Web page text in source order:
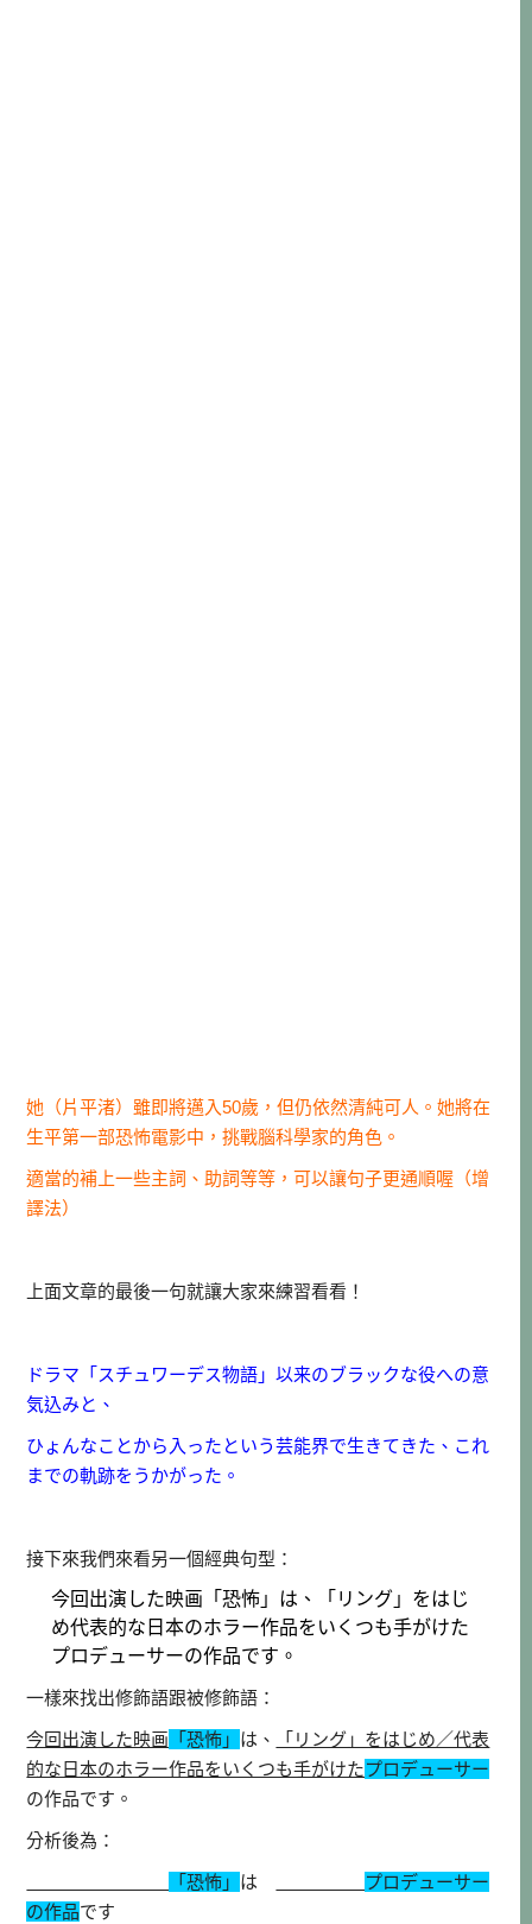
她（片平渚）雖即將邁入50歲，但仍依然清純可人。她將在
生平第一部恐怖電影中，挑戰腦科學家的角色。
適當的補上一些主詞、助詞等等，可以讓句子更通順喔（增
譯法）
上面文章的最後一句就讓大家來練習看看！
ドラマ「スチュワーデス物語」以来のブラックな役への意
気込みと、
ひょんなことから入ったという芸能界で生きてきた、これ
までの軌跡をうかがった。
接下來我們來看另一個經典句型：
今回出演した映画「恐怖」は、「リング」をはじ
め代表的な日本のホラー作品をいくつも手がけた
プロデューサーの作品です。
一樣來找出修飾語跟被修飾語：
今回出演した映画 「恐怖」 は、
「リング」をはじめ／代表
的な日本のホラー作品をいくつも手がけたプロデューサー
の作品です。
分析後為：
「恐怖」 は
プロデューサー
の作品です